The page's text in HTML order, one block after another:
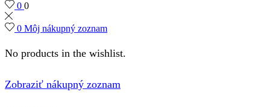
0 0
0 Môj nákupný zoznam
No products in the wishlist.
Zobraziť nákupný zoznam